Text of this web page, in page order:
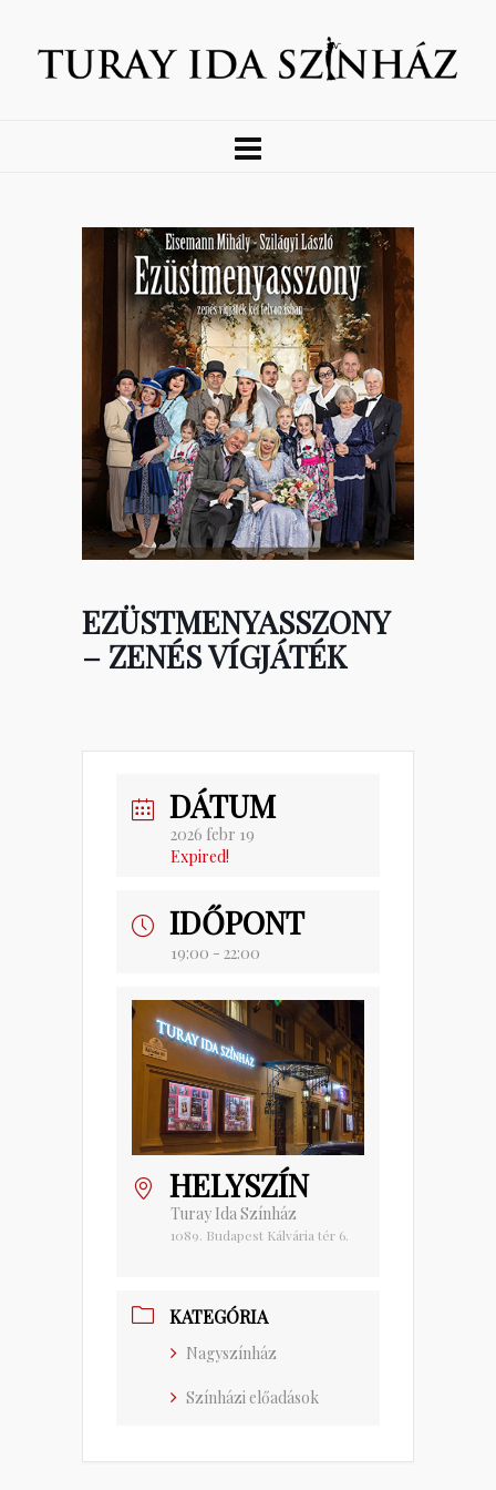
EZÜSTMENYASSZONY
– ZENÉS VÍGJÁTÉK
DÁTUM
2026 febr 19
Expired!
IDŐPONT
19:00 - 22:00
HELYSZÍN
Turay Ida Színház
1089. Budapest Kálvária tér 6.
KATEGÓRIA
Nagyszínház
Színházi előadások